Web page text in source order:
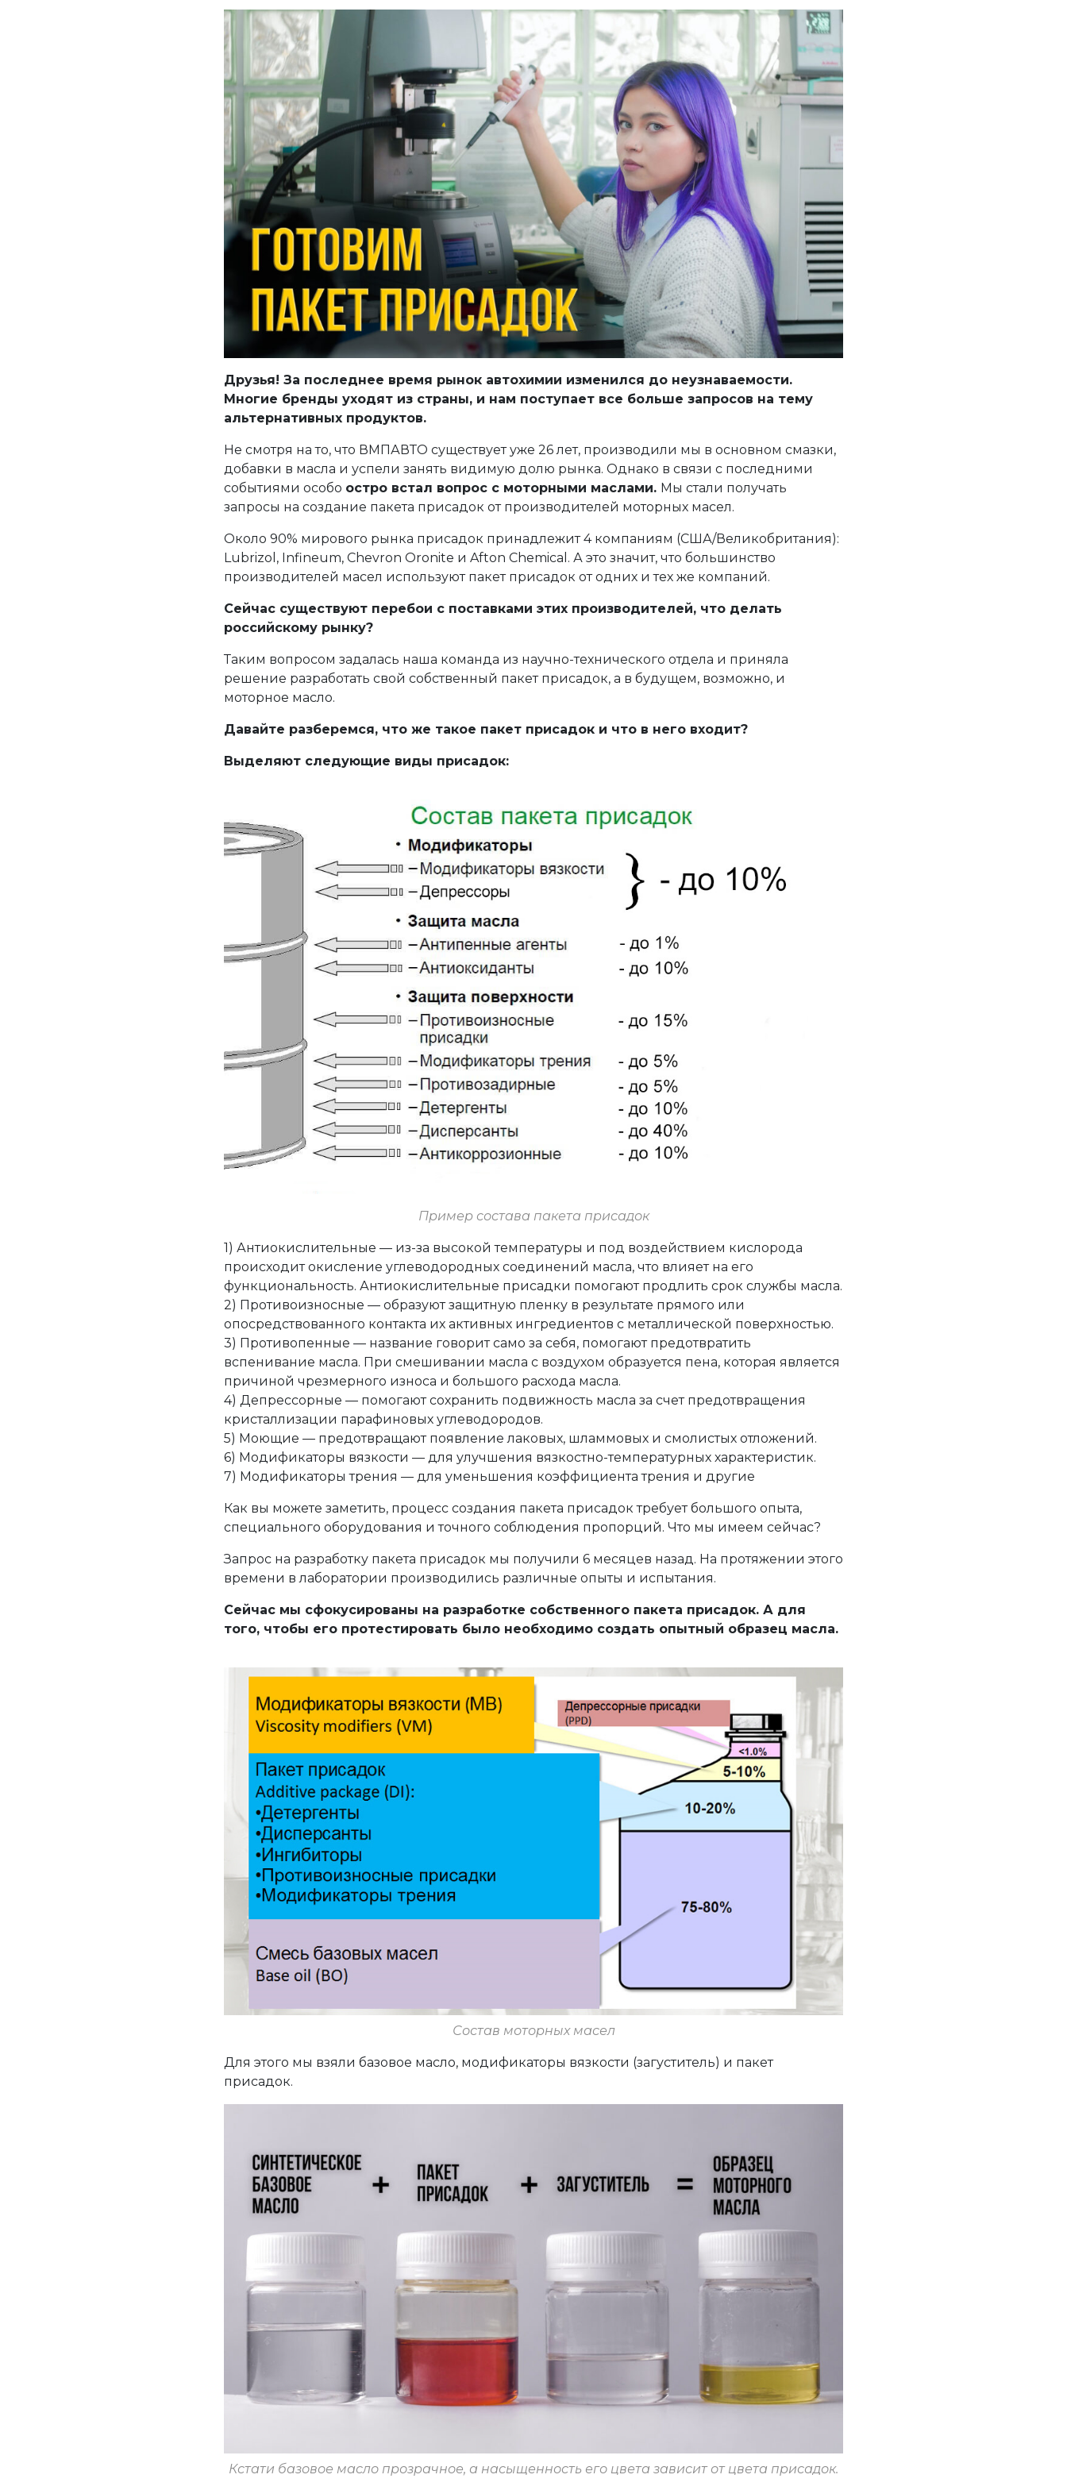
Друзья! За последнее время рынок автохимии изменился до неузнаваемости.
Многие бренды уходят из страны, и нам поступает все больше запросов на тему
альтернативных продуктов.
Не смотря на то, что ВМПАВТО существует уже 26 лет, производили мы в основном смазки,
добавки в масла и успели занять видимую долю рынка. Однако в связи с последними
событиями особо остро встал вопрос с моторными маслами. Мы стали получать
запросы на создание пакета присадок от производителей моторных масел.
Около 90% мирового рынка присадок принадлежит 4 компаниям (США/Великобритания):
Lubrizol, Infineum, Chevron Oronite и Afton Chemical. А это значит, что большинство
производителей масел используют пакет присадок от одних и тех же компаний.
Сейчас существуют перебои с поставками этих производителей, что делать
российскому рынку?
Таким вопросом задалась наша команда из научно-технического отдела и приняла
решение разработать свой собственный пакет присадок, а в будущем, возможно, и
моторное масло.
Давайте разберемся, что же такое пакет присадок и что в него входит?
Выделяют следующие виды присадок:
Пример состава пакета присадок
1) Антиокислительные — из-за высокой температуры и под воздействием кислорода
происходит окисление углеводородных соединений масла, что влияет на его
функциональность. Антиокислительные присадки помогают продлить срок службы масла.
2) Противоизносные — образуют защитную пленку в результате прямого или
опосредствованного контакта их активных ингредиентов с металлической поверхностью.
3) Противопенные — название говорит само за себя, помогают предотвратить
вспенивание масла. При смешивании масла с воздухом образуется пена, которая является
причиной чрезмерного износа и большого расхода масла.
4) Депрессорные — помогают сохранить подвижность масла за счет предотвращения
кристаллизации парафиновых углеводородов.
5) Моющие — предотвращают появление лаковых, шламмовых и смолистых отложений.
6) Модификаторы вязкости — для улучшения вязкостно-температурных характеристик.
7) Модификаторы трения — для уменьшения коэффициента трения и другие
Как вы можете заметить, процесс создания пакета присадок требует большого опыта,
специального оборудования и точного соблюдения пропорций. Что мы имеем сейчас?
Запрос на разработку пакета присадок мы получили 6 месяцев назад. На протяжении этого
времени в лаборатории производились различные опыты и испытания.
Сейчас мы сфокусированы на разработке собственного пакета присадок. А для
того, чтобы его протестировать было необходимо создать опытный образец масла.
Состав моторных масел
Для этого мы взяли базовое масло, модификаторы вязкости (загуститель) и пакет
присадок.
Кстати базовое масло прозрачное, а насыщенность его цвета зависит от цвета присадок.